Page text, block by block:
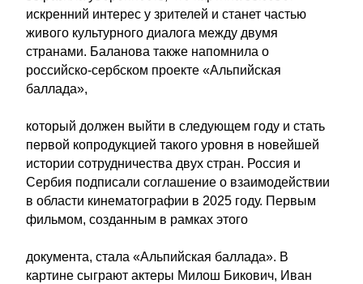
искренний интерес у зрителей и станет частью
живого культурного диалога между двумя
странами. Баланова также напомнила о
российско-сербском проекте «Альпийская
баллада»,
который должен выйти в следующем году и стать
первой копродукцией такого уровня в новейшей
истории сотрудничества двух стран. Россия и
Сербия подписали соглашение о взаимодействии
в области кинематографии в 2025 году. Первым
фильмом, созданным в рамках этого
документа, стала «Альпийская баллада». В
картине сыграют актеры Милош Бикович, Иван